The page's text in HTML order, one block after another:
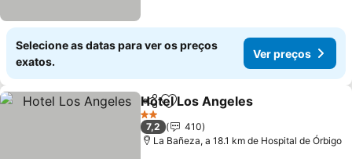
Selecione as datas para ver os preços
exatos.
Ver preços
PartilharAdicionar aos favoritos
Hotel Los Angeles
2 Estrelas
7,2
410
La Bañeza, a 18.1 km de Hospital de Órbigo